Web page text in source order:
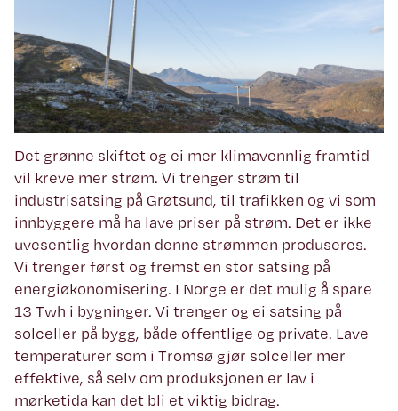
Det grønne skiftet og ei mer klimavennlig framtid
vil kreve mer strøm. Vi trenger strøm til
industrisatsing på Grøtsund, til trafikken og vi som
innbyggere må ha lave priser på strøm. Det er ikke
uvesentlig hvordan denne strømmen produseres.
Vi trenger først og fremst en stor satsing på
energiøkonomisering. I Norge er det mulig å spare
13 Twh i bygninger. Vi trenger og ei satsing på
solceller på bygg, både offentlige og private. Lave
temperaturer som i Tromsø gjør solceller mer
effektive, så selv om produksjonen er lav i
mørketida kan det bli et viktig bidrag.